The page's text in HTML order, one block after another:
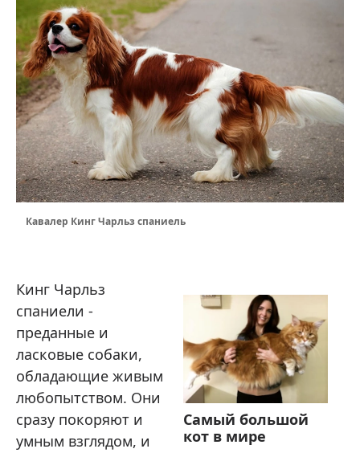
Кавалер Кинг Чарльз спаниель
Самый большой
кот в мире
Кинг Чарльз
спаниели -
преданные и
ласковые собаки,
обладающие живым
любопытством. Они
сразу покоряют и
умным взглядом, и